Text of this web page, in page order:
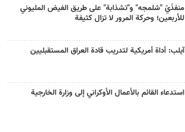
منفذَيّ "شلمجه" و"تشذابة" على طريق الفيض المليوني
للأربعين؛ وحركة المرور لا تزال كثيفة
آيلب: أداة أمريكية لتدريب قادة العراق المستقبليين
استدعاء القائم بالأعمال الأوكراني إلى وزارة الخارجية